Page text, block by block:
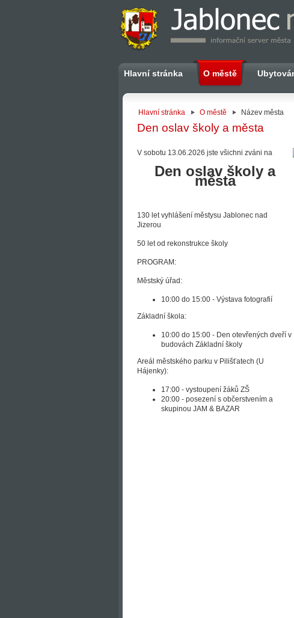
Hlavní stránka O městě
Hlavní stránka O městě Název města
Den oslav školy a města
V sobotu 13.06.2026 jste všichni zváni na
Den oslav školy a
města
130 let vyhlášení městysu Jablonec nad
Jizerou
50 let od rekonstrukce školy
PROGRAM:
Městský úřad:
10:00 do 15:00 - Výstava fotografií
Základní škola:
10:00 do 15:00 - Den otevřených dveří v
budovách Základní školy
Areál městského parku v Pilišťatech (U
Hájenky):
17:00 - vystoupení žáků ZŠ
20:00 - posezení s občerstvením a
skupinou JAM & BAZAR